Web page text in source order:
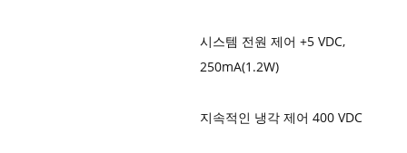
시스템 전원 제어 +5 VDC,
250mA(1.2W)
지속적인 냉각 제어 400 VDC